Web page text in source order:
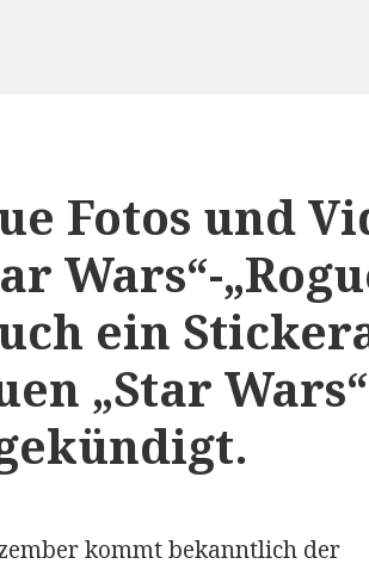
Fotos und
Wars“-
ein
„Star
kommt bekanntlich der